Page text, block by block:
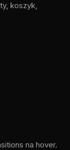
koszyk,
na hover.